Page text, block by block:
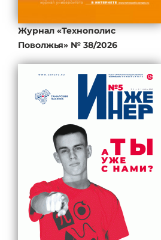
Журнал «Технополис
Поволжья» № 38/2026